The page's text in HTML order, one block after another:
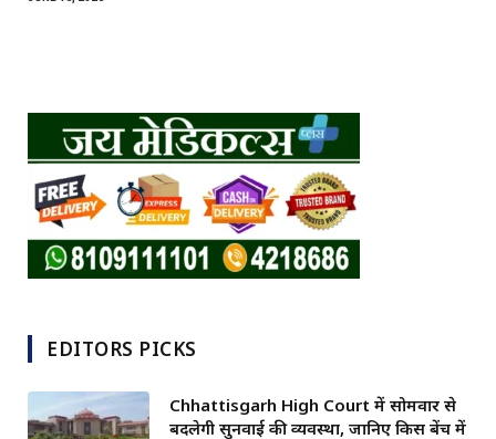
EDITORS PICKS
Chhattisgarh High Court में सोमवार से
बदलेगी सुनवाई की व्यवस्था, जानिए किस बेंच में